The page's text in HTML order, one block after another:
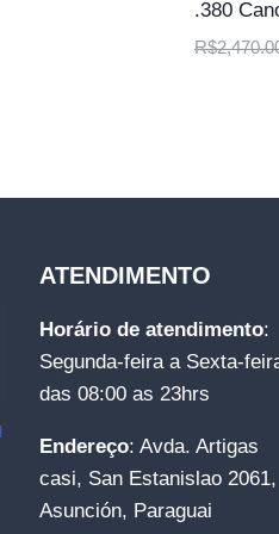
.380
R$
ATENDIMENTO
Horário de atendimento:
Segunda-feira a Sexta-
das 08:00 as 23hrs
Endereço: Avda. Artigas
casi, San Estanislao 2061,
Asunción, Paraguai